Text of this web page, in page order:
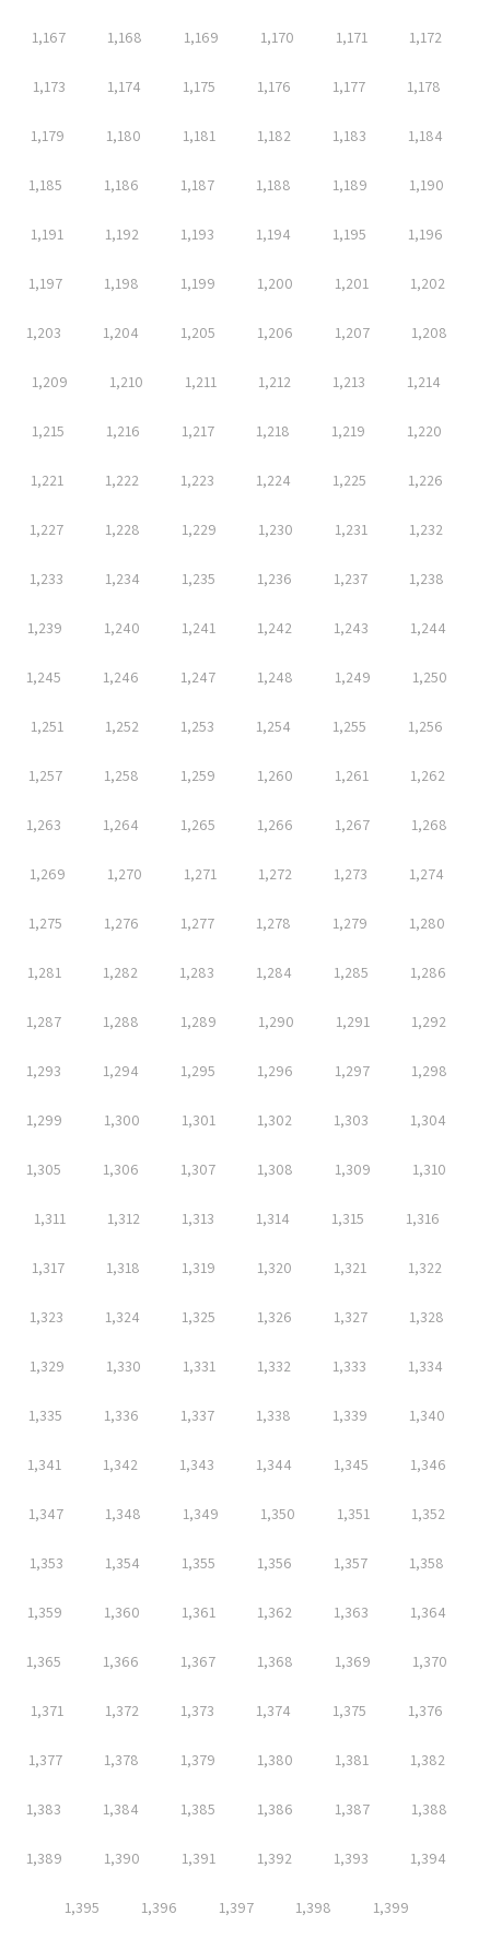
1,167 1,168 1,169 1,170 1,171 1,172
1,173 1,174 1,175 1,176 1,177 1,178
1,179 1,180 1,181 1,182 1,183 1,184
1,185 1,186 1,187 1,188 1,189 1,190
1,191 1,192 1,193 1,194 1,195 1,196
1,197 1,198 1,199 1,200 1,201 1,202
1,203 1,204 1,205 1,206 1,207 1,208
1,209 1,210 1,211 1,212 1,213 1,214
1,215 1,216 1,217 1,218 1,219 1,220
1,221 1,222 1,223 1,224 1,225 1,226
1,227 1,228 1,229 1,230 1,231 1,232
1,233 1,234 1,235 1,236 1,237 1,238
1,239 1,240 1,241 1,242 1,243 1,244
1,245 1,246 1,247 1,248 1,249 1,250
1,251 1,252 1,253 1,254 1,255 1,256
1,257 1,258 1,259 1,260 1,261 1,262
1,263 1,264 1,265 1,266 1,267 1,268
1,269 1,270 1,271 1,272 1,273 1,274
1,275 1,276 1,277 1,278 1,279 1,280
1,281 1,282 1,283 1,284 1,285 1,286
1,287 1,288 1,289 1,290 1,291 1,292
1,293 1,294 1,295 1,296 1,297 1,298
1,299 1,300 1,301 1,302 1,303 1,304
1,305 1,306 1,307 1,308 1,309 1,310
1,311 1,312 1,313 1,314 1,315 1,316
1,317 1,318 1,319 1,320 1,321 1,322
1,323 1,324 1,325 1,326 1,327 1,328
1,329 1,330 1,331 1,332 1,333 1,334
1,335 1,336 1,337 1,338 1,339 1,340
1,341 1,342 1,343 1,344 1,345 1,346
1,347 1,348 1,349 1,350 1,351 1,352
1,353 1,354 1,355 1,356 1,357 1,358
1,359 1,360 1,361 1,362 1,363 1,364
1,365 1,366 1,367 1,368 1,369 1,370
1,371 1,372 1,373 1,374 1,375 1,376
1,377 1,378 1,379 1,380 1,381 1,382
1,383 1,384 1,385 1,386 1,387 1,388
1,389 1,390 1,391 1,392 1,393 1,394
1,395 1,396 1,397 1,398 1,399